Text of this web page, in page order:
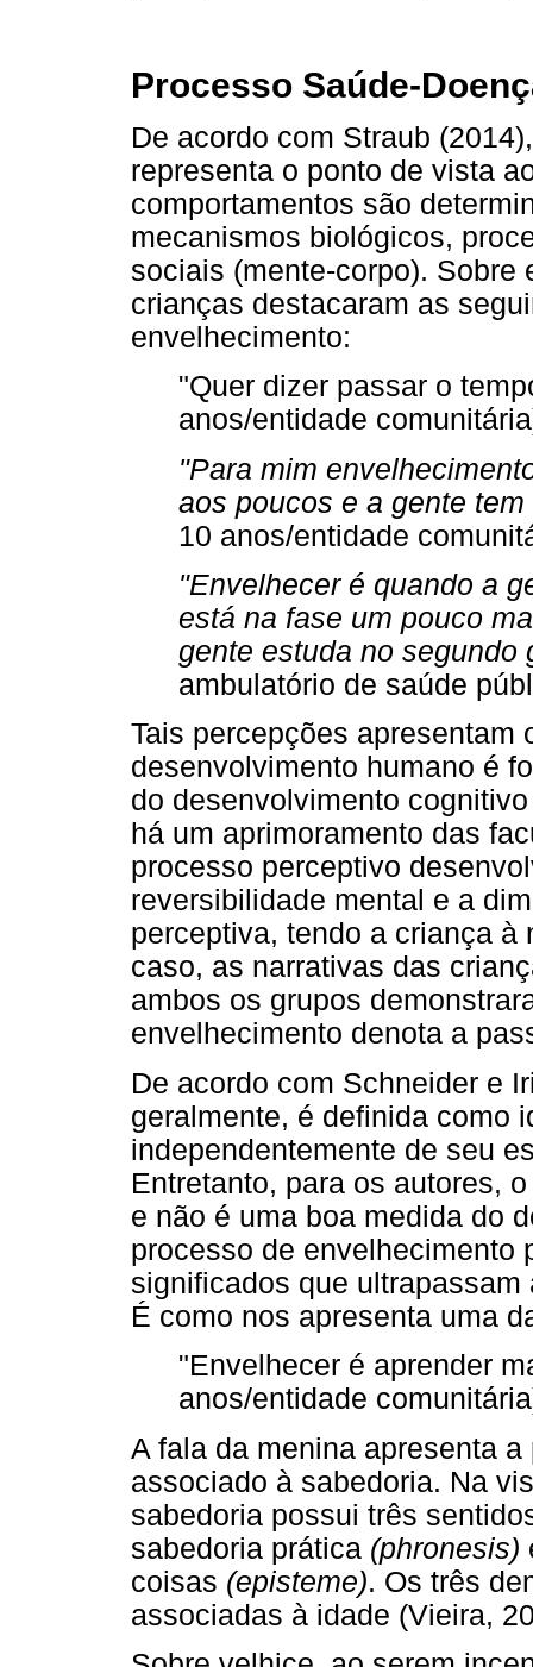
Processo Saúde-
De acordo com Straub
representa o ponto de vista
comportamentos são
mecanismos biológicos,
sociais (mente-corpo). Sobre
crianças destacaram as
envelhecimento:
"Quer dizer passar o
anos/entidade
"Para mim
aos poucos e a gente
10 anos/entidade
"Envelhecer é quando a
está na fase um pouco
gente estuda no segundo
ambulatório de saúde
Tais percepções apresentam
desenvolvimento humano é
do desenvolvimento
há um aprimoramento das
processo perceptivo
reversibilidade mental e a
perceptiva, tendo a criança
caso, as narrativas das
ambos os grupos
envelhecimento denota a
De acordo com Schneider e
geralmente, é definida como
independentemente de seu
Entretanto, para os autores,
e não é uma boa medida do
processo de envelhecimento
significados que
É como nos apresenta uma
"Envelhecer é aprender
anos/entidade
A fala da menina apresenta
associado à sabedoria. Na
sabedoria possui três
sabedoria prática (phronesis)
coisas (episteme). Os três
associadas à idade (Vieira,